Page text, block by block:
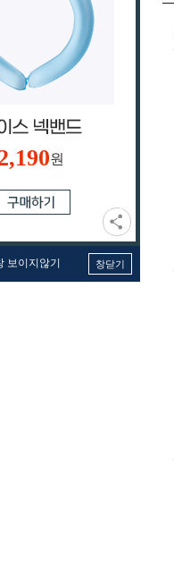
원
보이지않기 창닫기